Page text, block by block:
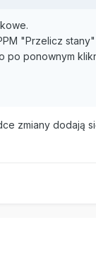
"Przelicz stany"
po ponownym
zmiany dodają